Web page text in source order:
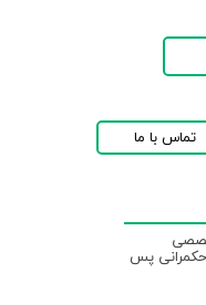
تماس با ما
پس